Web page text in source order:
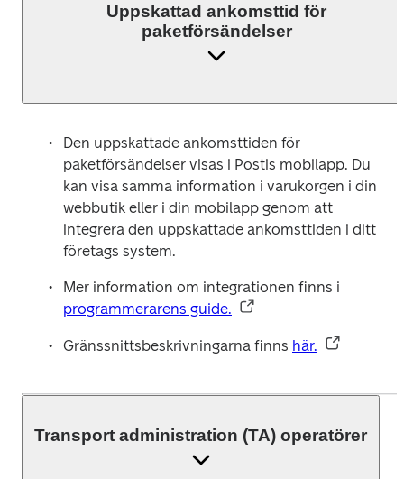
Uppskattad ankomsttid för
paketförsändelser
Den uppskattade ankomsttiden för
paketförsändelser visas i Postis mobilapp. Du
kan visa samma information i varukorgen i din
webbutik eller i din mobilapp genom att
integrera den uppskattade ankomsttiden i ditt
företags system.
programmerarens guide.
Gränssnittsbeskrivningarna finns här.
Transport administration (TA) operatörer